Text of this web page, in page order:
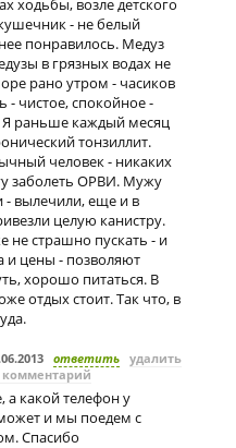
ходьбы, возле детского
- не белый
понравилось. Медуз
в грязных водах не
рано утром - часиков
- чистое, спокойное -
Я раньше каждый месяц
тонзиллит.
человек - никаких
заболеть ОРВИ. Мужу
- вылечили, еще и в
целую канистру.
не страшно пускать - и
и цены - позволяют
хорошо питаться. В
отдых стоит. Так что, в
ответить удалить
а какой телефон у
и мы поедем с
Спасибо